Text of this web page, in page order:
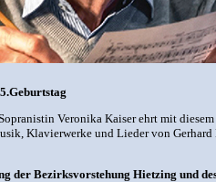
Veronika Kaiser ehrt mit
Klavierwerke und Lieder von
der Bezirksvorstehung Hietzing und